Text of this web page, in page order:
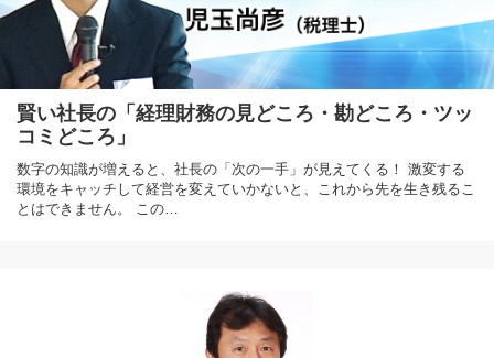
賢い社長の「経理財務の見どころ・勘どころ・ツッ
コミどころ」
数字の知識が増えると、社長の「次の一手」が見えてくる！ 激変する
環境をキャッチして経営を変えていかないと、これから先を生き残るこ
とはできません。 この…